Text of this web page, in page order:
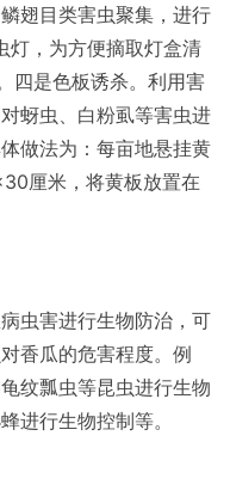
翅目类害虫聚集，进行
灯，为方便摘取灯盒清
四是色板诱杀。利用害
蚜虫、白粉虱等害虫进
做法为：每亩地悬挂黄
厘米，将黄板放置在
虫害进行生物防治，可
香瓜的危害程度。例
纹瓢虫等昆虫进行生物
进行生物控制等。